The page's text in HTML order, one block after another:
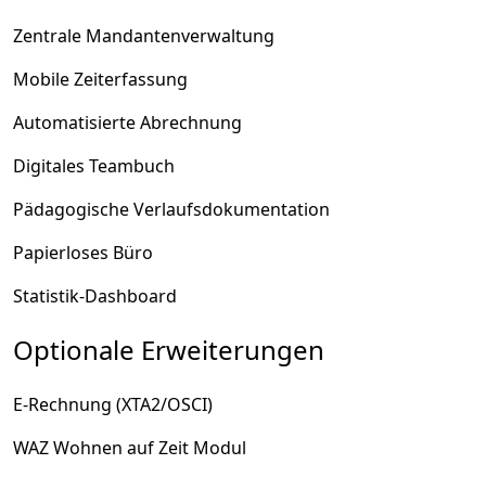
Zentrale Mandantenverwaltung
Mobile Zeiterfassung
Automatisierte Abrechnung
Digitales Teambuch
Pädagogische Verlaufsdokumentation
Papierloses Büro
Statistik-Dashboard
Optionale Erweiterungen
E-Rechnung (XTA2/OSCI)
WAZ Wohnen auf Zeit Modul